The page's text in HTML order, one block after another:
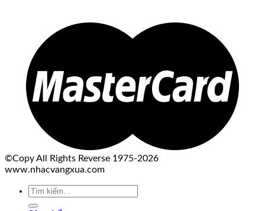
©Copy All Rights Reverse 1975-2026
www.nhacvangxua.com
Tìm